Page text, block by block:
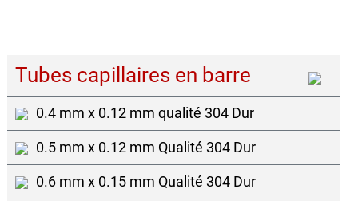
Tubes capillaires en barre
0.4 mm x 0.12 mm qualité 304 Dur
0.5 mm x 0.12 mm Qualité 304 Dur
0.6 mm x 0.15 mm Qualité 304 Dur